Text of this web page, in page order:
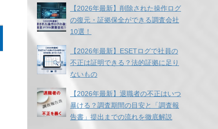
【2026年最新】削除された操作ログ
の復元・証拠保全ができる調査会社
10選！
【2026年最新】ESETログで社員の
不正は証明できる？法的証拠に足り
ないもの
【2026年最新】退職者の不正はいつ
暴ける？調査期間の目安と「調査報
告書」提出までの流れを徹底解説